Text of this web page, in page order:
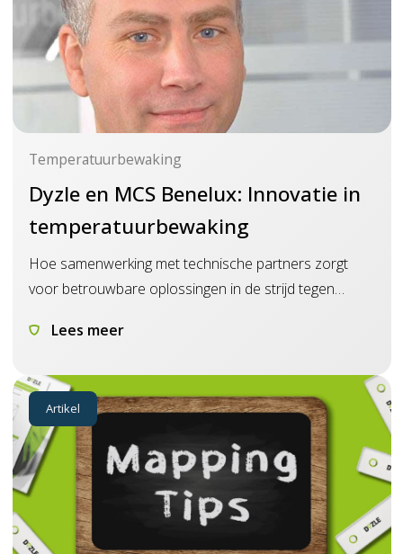
Temperatuurbewaking
Dyzle en MCS Benelux: Innovatie in
temperatuurbewaking
Hoe samenwerking met technische partners zorgt
voor betrouwbare oplossingen in de strijd tegen
Lees meer
Artikel